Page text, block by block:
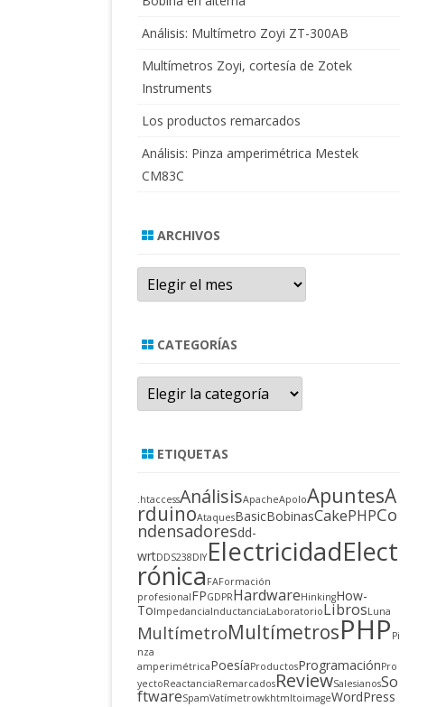
Análisis: Multímetro Zoyi ZT-300AB
Multímetros Zoyi, cortesía de Zotek
Instruments
Los productos remarcados
Análisis: Pinza amperimétrica Mestek
CM83C
ARCHIVOS
Archivos
CATEGORÍAS
Categorías
ETIQUETAS
.htaccessAnálisisApacheApoloApuntesA
rduinoAtaquesBasicBobinasCakePHPCo
ndensadoresdd-
wrtDDS238DIYElectricidadElect
rónica FAFormación
profesionalFPGDPRHardwareHinkingHow-
ToImpedanciaInductanciaLaboratorioLibrosLuna
MultímetroMultímetrosPHP Pi
nza
amperimétricaPoesíaProductosProgramaciónPro
yectoReactanciaRemarcadosReviewSalesianosSo
ftwareSpamVatímetrowkhtmltoimageWordPress